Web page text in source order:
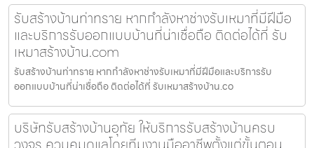
รับสร้างบ้านท่าทราย หากกำลังหาช่างรับเหมาที่มีฝีมือ
และบริการรับออกแบบบ้านที่น่าเชื่อถือ ติดต่อได้ที่ รับ
เหมาสร้างบ้าน.com
รับสร้างบ้านท่าทราย หากกำลังหาช่างรับเหมาที่มีฝีมือและบริการรับ
ออกแบบบ้านที่น่าเชื่อถือ ติดต่อได้ที่ รับเหมาสร้างบ้าน.co
บริษัทรับสร้างบ้านอุทัย ให้บริการรับสร้างบ้านครบ